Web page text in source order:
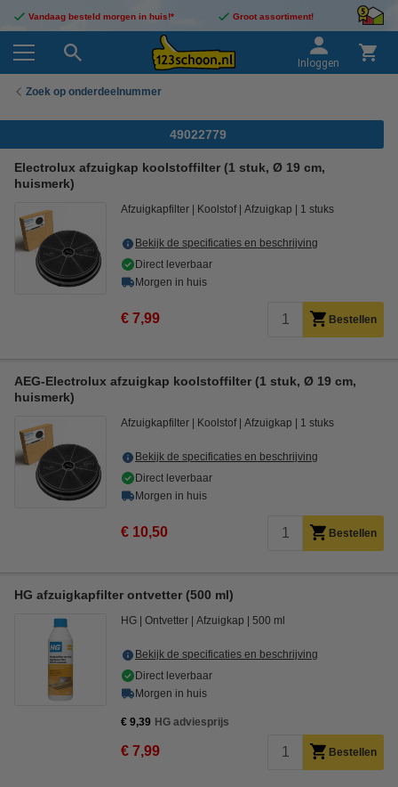
Vandaag besteld morgen in huis!* Groot assortiment!
Inloggen
Zoek op onderdeelnummer
49022779
Electrolux afzuigkap koolstoffilter (1 stuk, Ø 19 cm,
huismerk)
Afzuigkapfilter Koolstof Afzuigkap 1 stuks
Bekijk de specificaties en beschrijving
Direct leverbaar
Morgen in huis
€ 7,99 Bestellen
AEG-Electrolux afzuigkap koolstoffilter (1 stuk, Ø 19 cm,
huismerk)
Afzuigkapfilter Koolstof Afzuigkap 1 stuks
Bekijk de specificaties en beschrijving
Direct leverbaar
Morgen in huis
€ 10,50 Bestellen
HG afzuigkapfilter ontvetter (500 ml)
HG Ontvetter Afzuigkap 500 ml
Bekijk de specificaties en beschrijving
Direct leverbaar
Morgen in huis
€ 9,39 HG adviesprijs
€ 7,99 Bestellen